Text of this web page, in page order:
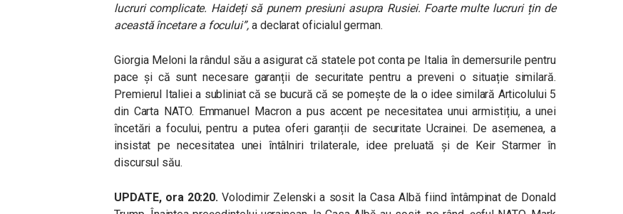
lucruri complicate. Haideți să punem presiuni asupra Rusiei. Foarte multe lucruri țin de
această încetare a focului”,a declarat oficialul german.
Giorgia Meloni la rândul său a asigurat că statele pot conta pe Italia în demersurile pentru
pace și că sunt necesare garanții de securitate pentru a preveni o situație similară.
Premierul Italiei a subliniat că se bucură că se pornește de la o idee similară Articolului 5
din Carta NATO. Emmanuel Macron a pus accent pe necesitatea unui armistițiu, a unei
încetări a focului, pentru a putea oferi garanții de securitate Ucrainei. De asemenea, a
insistat pe necesitatea unei întâlniri trilaterale, idee preluată și de Keir Starmer în
discursul său.
UPDATE, ora 20:20.Volodimir Zelenski a sosit la Casa Albă fiind întâmpinat de Donald